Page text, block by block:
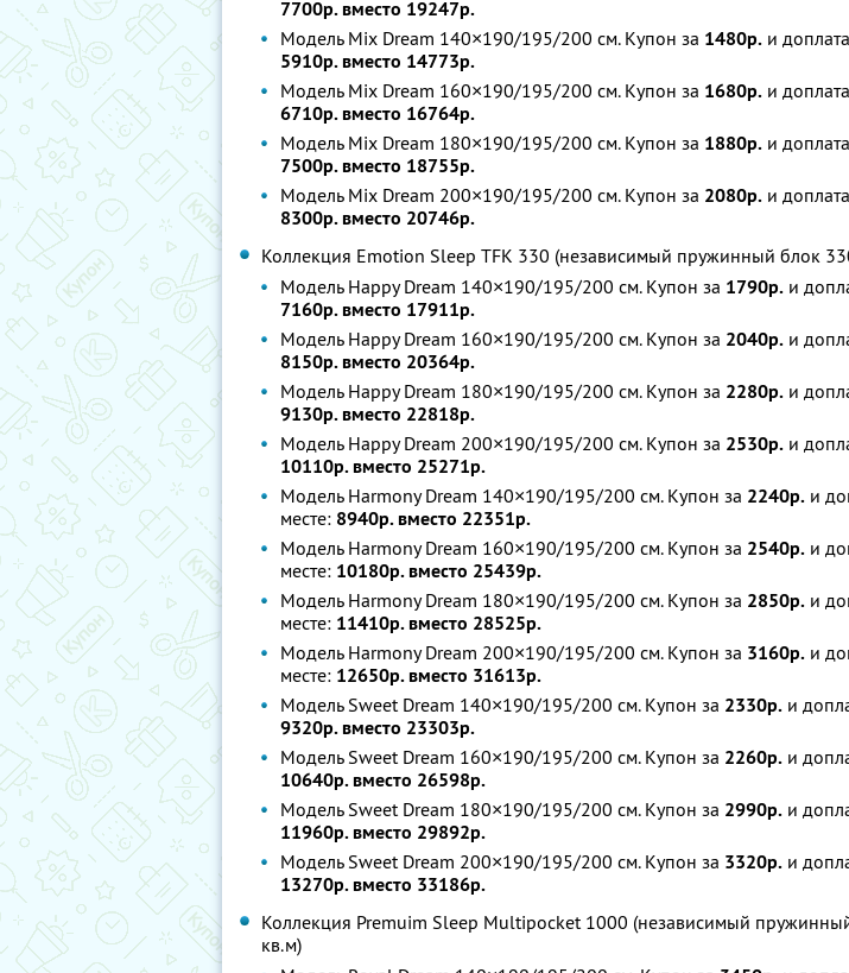
7700р. вместо 19247р.
Модель Mix Dream 140×190/195/200 см. Купон за 1480р. и
5910р. вместо 14773р.
Модель Mix Dream 160×190/195/200 см. Купон за 1680р. и
6710р. вместо 16764р.
Модель Mix Dream 180×190/195/200 см. Купон за 1880р. и
7500р. вместо 18755р.
Модель Mix Dream 200×190/195/200 см. Купон за 2080р. и
8300р. вместо 20746р.
Коллекция Emotion Sleep TFK 330 (независимый пружинный блок
Модель Happy Dream 140×190/195/200 см. Купон за 1790р. и
7160р. вместо 17911р.
Модель Happy Dream 160×190/195/200 см. Купон за 2040р. и
8150р. вместо 20364р.
Модель Happy Dream 180×190/195/200 см. Купон за 2280р. и
9130р. вместо 22818р.
Модель Happy Dream 200×190/195/200 см. Купон за 2530р. и
10110р. вместо 25271р.
Модель Harmony Dream 140×190/195/200 см. Купон за 2240р. и
месте: 8940р. вместо 22351р.
Модель Harmony Dream 160×190/195/200 см. Купон за 2540р. и
месте: 10180р. вместо 25439р.
Модель Harmony Dream 180×190/195/200 см. Купон за 2850р. и
месте: 11410р. вместо 28525р.
Модель Harmony Dream 200×190/195/200 см. Купон за 3160р. и
месте: 12650р. вместо 31613р.
Модель Sweet Dream 140×190/195/200 см. Купон за 2330р. и
9320р. вместо 23303р.
Модель Sweet Dream 160×190/195/200 см. Купон за 2260р. и
10640р. вместо 26598р.
Модель Sweet Dream 180×190/195/200 см. Купон за 2990р. и
11960р. вместо 29892р.
Модель Sweet Dream 200×190/195/200 см. Купон за 3320р. и
13270р. вместо 33186р.
Коллекция Premuim Sleep Multipocket 1000 (независимый
кв.м)